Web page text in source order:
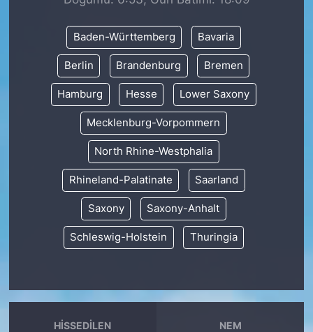
Baden-Württemberg Bavaria
Berlin Brandenburg Bremen
Hamburg Hesse Lower Saxony
Mecklenburg-Vorpommern
North Rhine-Westphalia
Rhineland-Palatinate Saarland
Saxony Saxony-Anhalt
Schleswig-Holstein Thuringia
HISSEDILEN NEM